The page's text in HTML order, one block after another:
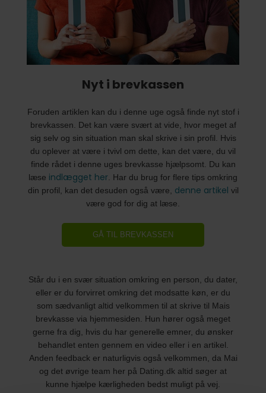
Nyt i brevkassen
Foruden artiklen kan du i denne uge også finde nyt stof i
brevkassen. Det kan være svært at vide, hvor meget af
sig selv og sin situation man skal skrive i sin profil. Hvis
du oplever at være i tvivl om dette, kan det være, du vil
finde rådet i denne uges brevkasse hjælpsomt. Du kan
læse indlægget her . Har du brug for flere tips omkring
din profil, kan det desuden også være, denne artikel vil
være god for dig at læse.
GÅ TIL BREVKASSEN
Står du i en svær situation omkring en person, du dater,
eller er du forvirret omkring det modsatte køn, er du
som sædvanligt altid velkommen til at skrive til Mais
brevkasse via hjemmesiden. Hun hører også meget
gerne fra dig, hvis du har generelle emner, du ønsker
behandlet enten gennem en video eller i en artikel.
Anden feedback er naturligvis også velkommen, da Mai
og det øvrige team her på Dating.dk altid søger at
kunne hjælpe kærligheden bedst muligt på vej.